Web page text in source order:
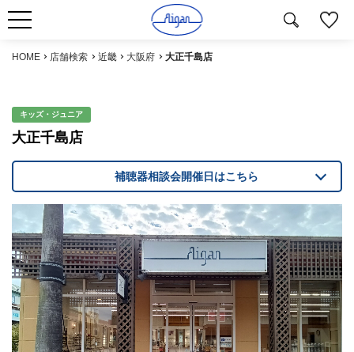
HOME 店舗検索 近畿 大阪府 大正千島店
キッズ・ジュニア
大正千島店
補聴器相談会開催日はこちら